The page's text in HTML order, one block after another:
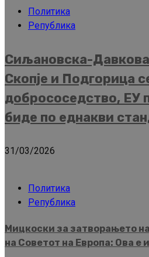
Политика
Република
Сиљановска-
Скопје и Подгорица
добрососедство, ЕУ
биде по еднакви
31/03/2026
Политика
Република
Мицкоски за затворањето
на Советот на Европа: Ова е